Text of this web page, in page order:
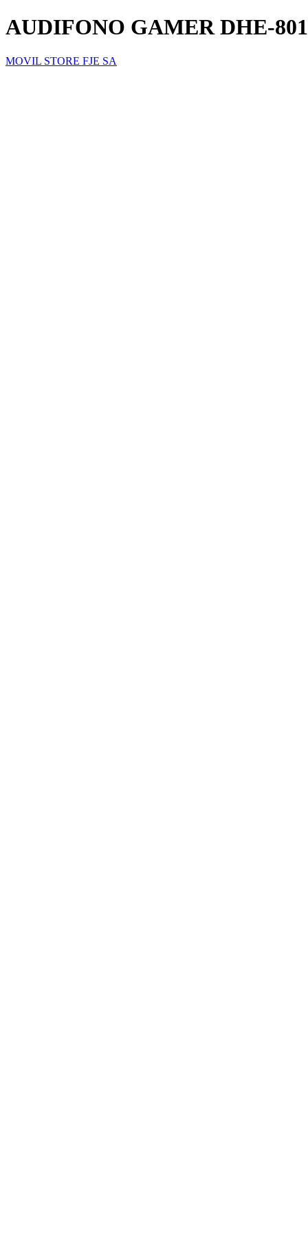
AUDIFONO GAMER DHE-
MOVIL STORE FJE SA